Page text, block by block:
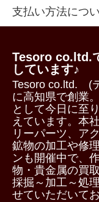
支払い方法につ
Tesoro co.ltd.
しています♪
Tesoro co.ltd. (
に高知県で創業
として今日に至
えています。本
リーパーツ、ア
鉱物の加工や修
ンも開催中で、
物・貴金属の買
採掘～加工～処
せていただいて